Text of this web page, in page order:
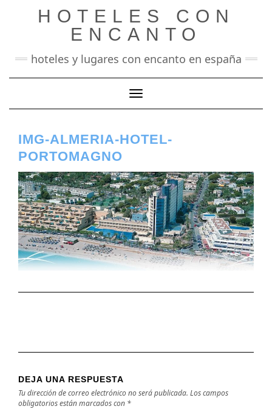
HOTELES CON
ENCANTO
hoteles y lugares con encanto en españa
Cambiar modo de navegación
IMG-ALMERIA-HOTEL-
PORTOMAGNO
DEJA UNA RESPUESTA
Tu dirección de correo electrónico no será publicada. Los campos
obligatorios están marcados con *